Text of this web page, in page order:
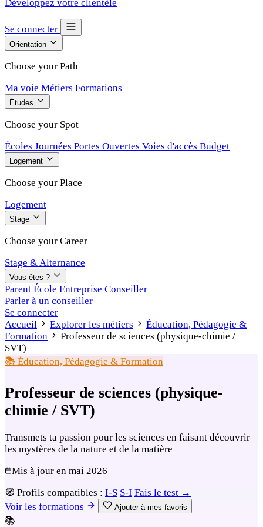
Développez votre clientèle
Se connecter
Orientation
Choose your Path
Ma voie Métiers Formations
Études
Choose your Spot
Écoles Journées Portes Ouvertes Voies d'accès Budget
Logement
Choose your Place
Logement
Stage
Choose your Career
Stage & Alternance
Vous êtes ?
Parent École Entreprise Conseiller
Parler à un conseiller
Se connecter
Accueil
Explorer les métiers
Éducation, Pédagogie &
Formation
Professeur de sciences (physique-chimie /
SVT)
📚 Éducation, Pédagogie & Formation
Professeur de sciences (physique-
chimie / SVT)
Transmets ta passion pour les sciences en faisant découvrir
les mystères de la nature et de la matière
Mis à jour en mai 2026
🧭 Profils compatibles : I-S S-I Fais le test →
Voir les formations
Ajouter à mes favoris
📚